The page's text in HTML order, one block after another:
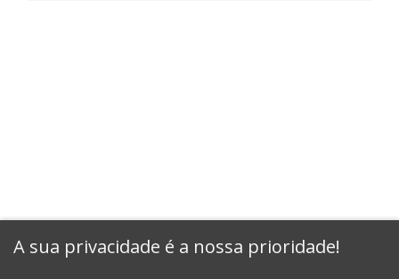
A sua privacidade é a nossa prioridade!